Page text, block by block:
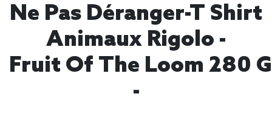
Ne Pas Déranger-T Shirt
Animaux Rigolo -
Fruit Of The Loom 280
-